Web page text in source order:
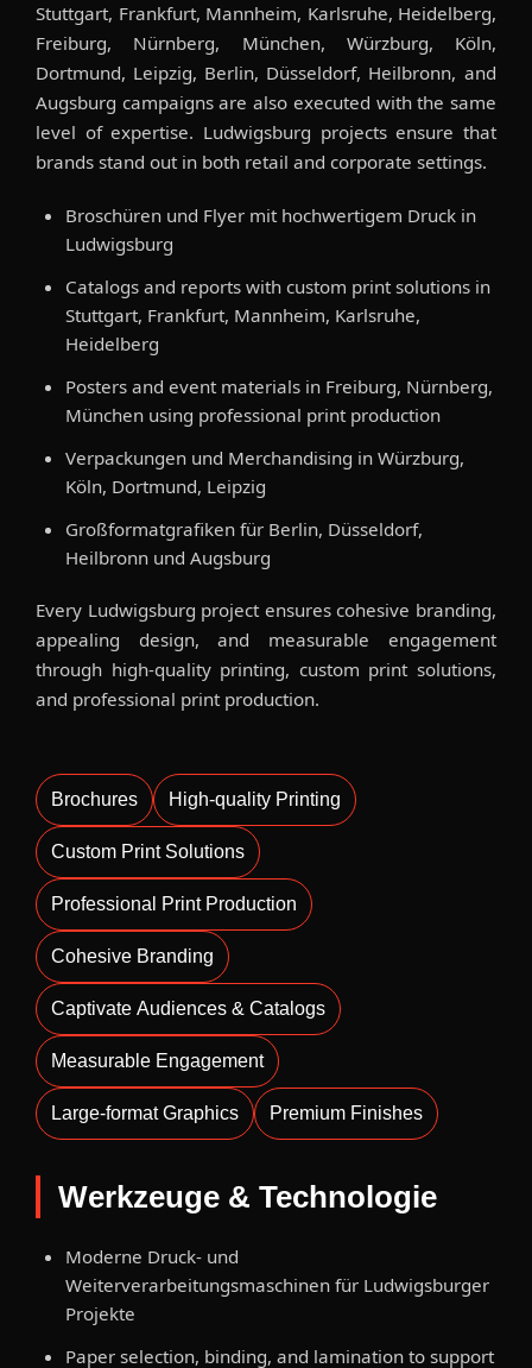
Stuttgart, Frankfurt, Mannheim, Karlsruhe, Heidelberg,
Freiburg, Nürnberg, München, Würzburg, Köln,
Dortmund, Leipzig, Berlin, Düsseldorf, Heilbronn, and
Augsburg campaigns are also executed with the same
level of expertise. Ludwigsburg projects ensure that
brands stand out in both retail and corporate settings.
Broschüren und Flyer mit hochwertigem Druck in
Ludwigsburg
Catalogs and reports with custom print solutions in
Stuttgart, Frankfurt, Mannheim, Karlsruhe,
Heidelberg
Posters and event materials in Freiburg, Nürnberg,
München using professional print production
Verpackungen und Merchandising in Würzburg,
Köln, Dortmund, Leipzig
Großformatgrafiken für Berlin, Düsseldorf,
Heilbronn und Augsburg
Every Ludwigsburg project ensures cohesive branding,
appealing design, and measurable engagement
through high-quality printing, custom print solutions,
and professional print production.
Brochures High-quality Printing
Custom Print Solutions
Professional Print Production
Cohesive Branding
Captivate Audiences & Catalogs
Measurable Engagement
Large-format Graphics Premium Finishes
Werkzeuge & Technologie
Moderne Druck- und
Weiterverarbeitungsmaschinen für Ludwigsburger
Projekte
Paper selection, binding, and lamination to support